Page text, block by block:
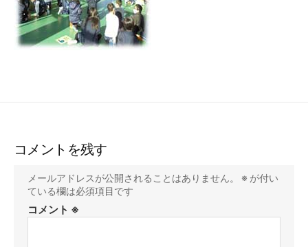
コメントを残す
メールアドレスが公開されることはありません。 ※ が付い
ている欄は必須項目です
コメント ※